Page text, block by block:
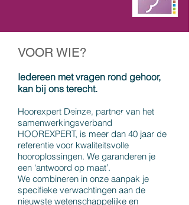
VOOR WIE?
Iedereen met vragen rond gehoor,
kan bij ons terecht.
Hoorexpert Deinze, partner van het
samenwerkingsverband
HOOREXPERT, is meer dan 40 jaar de
referentie voor kwaliteitsvolle
hooroplossingen. We garanderen je
een ‘antwoord op maat’.
We combineren in onze aanpak je
specifieke verwachtingen aan de
nieuwste wetenschappelijke en
Wie zijn we?